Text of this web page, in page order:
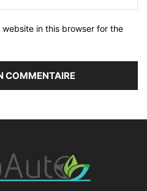
in this browser for the